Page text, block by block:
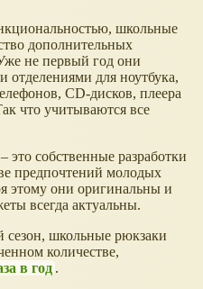
школьные
дополнительных
не первый год они
для ноутбука,
CD-дисков, плеера
что учитываются все
собственные разработки
предпочтений молодых
этому они оригинальны и
всегда актуальны.
сезон, школьные рюкзаки
количестве,
в год .